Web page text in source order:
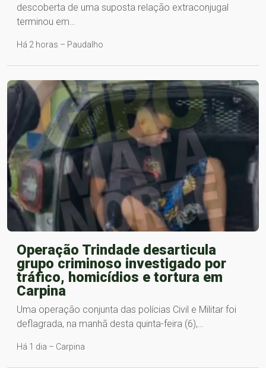
descoberta de uma suposta relação extraconjugal
terminou em…
Há 2 horas – Paudalho
Operação Trindade desarticula
grupo criminoso investigado por
tráfico, homicídios e tortura em
Carpina
Uma operação conjunta das polícias Civil e Militar foi
deflagrada, na manhã desta quinta-feira (6),…
Há 1 dia – Carpina